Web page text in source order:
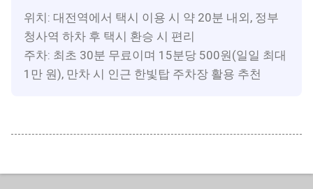
위치: 대전역에서 택시 이용 시 약 20분 내외, 정부
청사역 하차 후 택시 환승 시 편리
주차: 최초 30분 무료이며 15분당 500원(일일 최대
1만 원), 만차 시 인근 한빛탑 주차장 활용 추천